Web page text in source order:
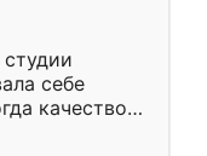
себе
качеством
уже почти